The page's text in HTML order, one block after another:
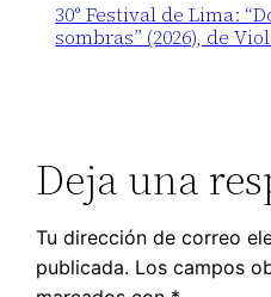
30° Festival de Lima:
sombras” (2026), de
Deja una
Tu dirección de correo
publicada. Los campos